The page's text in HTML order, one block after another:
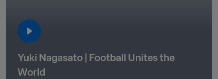
Yuki Nagasato | Football Unites the
World